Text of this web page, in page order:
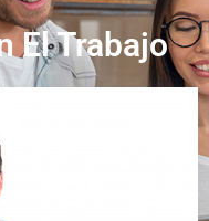
El Trabajo